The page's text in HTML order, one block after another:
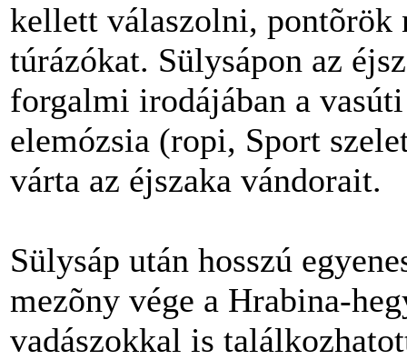
kellett válaszolni, pontõrök
túrázókat. Sülysápon az
forgalmi irodájában a
elemózsia (ropi, Sport
várta az éjszaka vándorait.
Sülysáp után hosszú
mezõny vége a Hrabina-
vadászokkal is